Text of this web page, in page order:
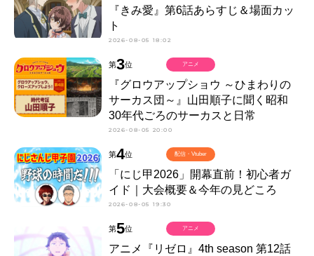
『きみ愛』第6話あらすじ＆場面カッ
ト
2026-08-05 18:02
第3位
『グロウアップショウ ～ひまわりの
サーカス団～』山田順子に聞く昭和
30年代ごろのサーカスと日常
2026-08-05 20:00
アニメ
第4位
「にじ甲2026」開幕直前！初心者ガ
イド｜大会概要＆今年の見どころ
2026-08-05 19:30
配信・Vtuber
第5位
アニメ『リゼロ』4th season 第12話
アニメ